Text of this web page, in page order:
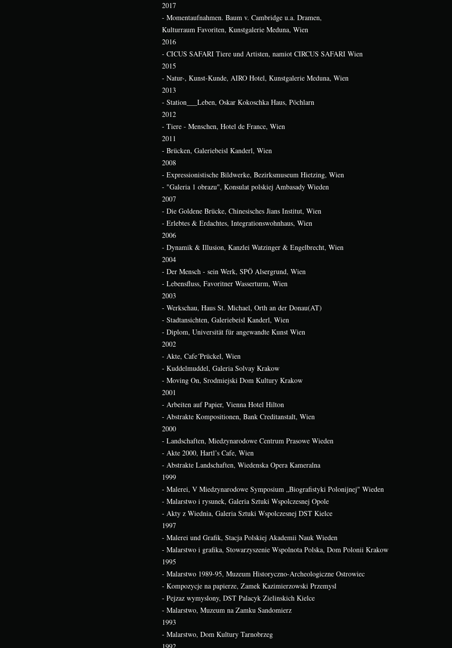
2017
- Momentaufnahmen. Baum v. Cambridge u.a. Dramen,
Kulturraum Favoriten, Kunstgalerie Meduna, Wien
2016
- CICUS SAFARI Tiere und Artisten, namiot CIRCUS SAFARI Wien
2015
- Natur-, Kunst-Kunde, AIRO Hotel, Kunstgalerie Meduna, Wien
2013
- Station___Leben, Oskar Kokoschka Haus, Pöchlarn
2012
- Tiere - Menschen, Hotel de France, Wien
2011
- Brücken, Galeriebeisl Kanderl, Wien
2008
- Expressionistische Bildwerke, Bezirksmuseum Hietzing, Wien
- "Galeria 1 obrazu", Konsulat polskiej Ambasady Wieden
2007
- Die Goldene Brücke, Chinesisches Jians Institut, Wien
- Erlebtes & Erdachtes, Integrationswohnhaus, Wien
2006
- Dynamik & Illusion, Kanzlei Watzinger & Engelbrecht, Wien
2004
- Der Mensch - sein Werk, SPÖ Alsergrund, Wien
- Lebensfluss, Favoritner Wasserturm, Wien
2003
- Werkschau, Haus St. Michael, Orth an der Donau(AT)
- Stadtansichten, Galeriebeisl Kanderl, Wien
- Diplom, Universität für angewandte Kunst Wien
2002
- Akte, Cafe´Prückel, Wien
- Kuddelmuddel, Galeria Solvay Krakow
- Moving On, Srodmiejski Dom Kultury Krakow
2001
- Arbeiten auf Papier, Vienna Hotel Hilton
- Abstrakte Kompositionen, Bank Creditanstalt, Wien
2000
- Landschaften, Miedzynarodowe Centrum Prasowe Wieden
- Akte 2000, Hartl’s Cafe, Wien
- Abstrakte Landschaften, Wiedenska Opera Kameralna
1999
- Malerei, V Miedzynarodowe Symposium „Biografistyki Polonijnej" Wieden
- Malarstwo i rysunek, Galeria Sztuki Wspolczesnej Opole
- Akty z Wiednia, Galeria Sztuki Wspolczesnej DST Kielce
1997
- Malerei und Grafik, Stacja Polskiej Akademii Nauk Wieden
- Malarstwo i grafika, Stowarzyszenie Wspolnota Polska, Dom Polonii Krakow
1995
- Malarstwo 1989-95, Muzeum Historyczno-Archeologiczne Ostrowiec
- Kompozycje na papierze, Zamek Kazimierzowski Przemysl
- Pejzaz wymyslony, DST Palacyk Zielinskich Kielce
- Malarstwo, Muzeum na Zamku Sandomierz
1993
- Malarstwo, Dom Kultury Tarnobrzeg